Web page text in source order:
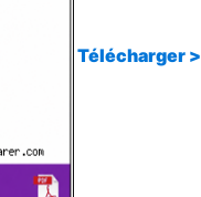
Télécharger >